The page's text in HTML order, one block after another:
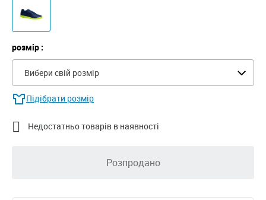
розмір :
Вибери свій розмір
Підібрати розмір
 Недостатньо товарів в наявності
Розпродано